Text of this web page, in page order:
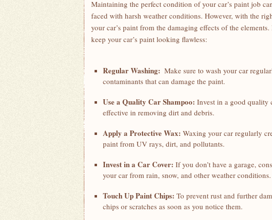
Maintaining the⁤ perfect condition of⁣ your car’s paint ⁤job
faced with harsh weather conditions. However, with the
your car’s paint from the damaging effects of the
keep​ your car’s paint looking flawless:
Regular Washing:
Make sure to wash ⁢your car⁢
contaminants that can damage the paint.
Use a⁢ Quality Car Shampoo: Invest in a good quality
effective in removing dirt and debris.
Apply‍ a Protective Wax: ‍Waxing ‌your car regularly
paint from ‌UV rays, dirt, and pollutants.
Invest in a Car Cover: If you don’t have⁣ a garage,
your car from rain, snow,‍ and other weather ⁤conditions.
Touch Up Paint Chips: To prevent rust and further
chips or scratches ‌as soon as you notice them.